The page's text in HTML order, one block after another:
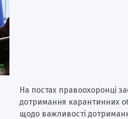
На постах правоохоронці
дотримання карантинних
щодо важливості